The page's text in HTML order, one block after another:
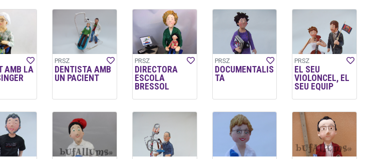
AMB LA
PRSZ
DENTISTA AMB
UN PACIENT
PRSZ
DIRECTORA
ESCOLA
BRESSOL
PRSZ
DOCUMENTALIS
TA
PRSZ
EL SEU
VIOLONCEL, EL
SEU EQUIP